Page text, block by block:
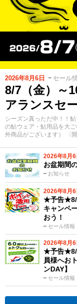
2026年8月6日 セール
8/7（金）～
アランスセ
シーズン真っただ中！！
の鮎ウェア・鮎用品を大
外商品がございます） 〈
2026年8月6
お知らせ
お盆期間
2026年8月6
セール情報
★予告★8/
キャンペ
おう！
2026年8月6
セール情報
★予告★8/
員様へお
ンDAY】